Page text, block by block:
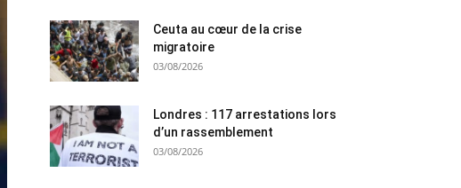
Ceuta au cœur de la crise
migratoire
03/08/2026
Londres : 117 arrestations lors
d’un rassemblement
03/08/2026